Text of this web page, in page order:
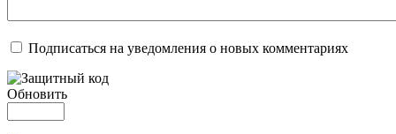
Подписаться на уведомления о новых комментариях
Обновить